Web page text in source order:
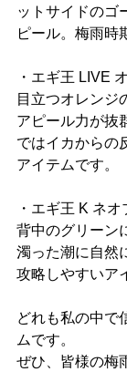
ットサイドのゴ
ピール。梅雨時
・エギ王 LIVE
目立つオレンジ
アピール力が抜
ではイカからの
アイテムです。
・エギ王 K ネ
背中のグリーン
濁った潮に自然
攻略しやすいア
どれも私の中で
ムです。
ぜひ、皆様の梅